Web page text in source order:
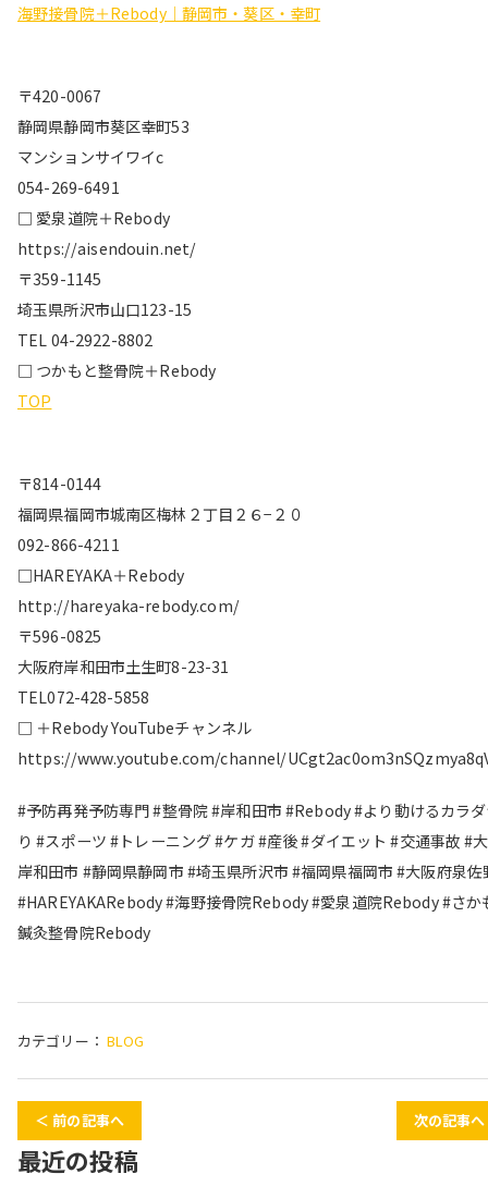
海野接骨院＋Rebody｜静岡市・葵区・幸町
〒420-0067
静岡県静岡市葵区幸町53
マンションサイワイc
054-269-6491
□ 愛泉道院＋Rebody
https://aisendouin.net/
〒359-1145
埼玉県所沢市山口123-15
TEL 04-2922-8802
□ つかもと整骨院＋Rebody
TOP
〒814-0144
福岡県福岡市城南区梅林２丁目２６−２０
092-866-4211
□HAREYAKA＋Rebody
http://hareyaka-rebody.com/
〒596-0825
大阪府岸和田市土生町8-23-31
TEL072-428-5858
□ ＋Rebody YouTubeチャンネル
https://www.youtube.com/channel/
#予防再発予防専門 #整骨院 #岸和田市 #Rebody #より動けるカラ
り #スポーツ #トレーニング #ケガ #産後 #ダイエット #交通事故 #
岸和田市 #静岡県静岡市 #埼玉県所沢市 #福岡県福岡市 #大阪府泉佐
#HAREYAKARebody #海野接骨院Rebody #愛泉道院Rebody #さか
鍼灸整骨院Rebody
カテゴリー： BLOG
＜ 前の記事へ 次の記事
最近の投稿